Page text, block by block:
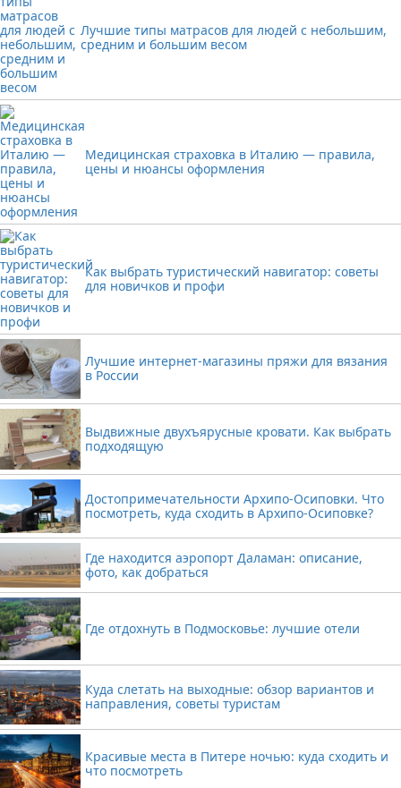
Лучшие типы матрасов для людей с небольшим,
средним и большим весом
Медицинская страховка в Италию — правила,
цены и нюансы оформления
Как выбрать туристический навигатор: советы
для новичков и профи
Лучшие интернет-магазины пряжи для вязания
в России
Выдвижные двухъярусные кровати. Как выбрать
подходящую
Достопримечательности Архипо-Осиповки. Что
посмотреть, куда сходить в Архипо-Осиповке?
Где находится аэропорт Даламан: описание,
фото, как добраться
Где отдохнуть в Подмосковье: лучшие отели
Куда слетать на выходные: обзор вариантов и
направления, советы туристам
Красивые места в Питере ночью: куда сходить и
что посмотреть